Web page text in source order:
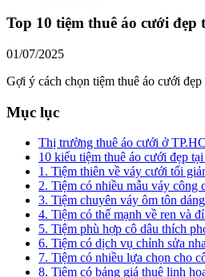
Top 10 tiệm thuê áo cưới
01/07/2025
Gợi ý cách chọn tiệm thuê áo cưới
Mục lục
Thị trường thuê áo cưới ở
10 kiểu tiệm thuê áo cưới đẹp
1. Tiệm thiên về váy cưới tối
2. Tiệm có nhiều mẫu váy công
3. Tiệm chuyên váy ôm tôn dáng
4. Tiệm có thế mạnh về ren và
5. Tiệm phù hợp cô dâu thích
6. Tiệm có dịch vụ chỉnh sửa
7. Tiệm có nhiều lựa chọn cho
8. Tiệm có bảng giá thuê linh